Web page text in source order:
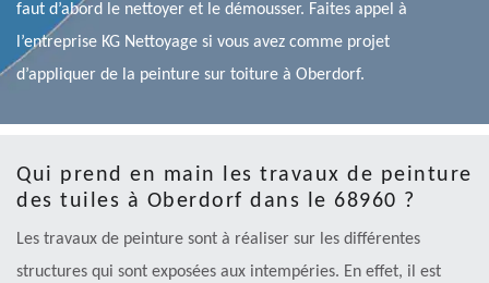
faut d’abord le nettoyer et le démousser. Faites appel à
l’entreprise KG Nettoyage si vous avez comme projet
d’appliquer de la peinture sur toiture à Oberdorf.
Qui prend en main les travaux de peinture
des tuiles à Oberdorf dans le 68960 ?
Les travaux de peinture sont à réaliser sur les différentes
structures qui sont exposées aux intempéries. En effet, il est